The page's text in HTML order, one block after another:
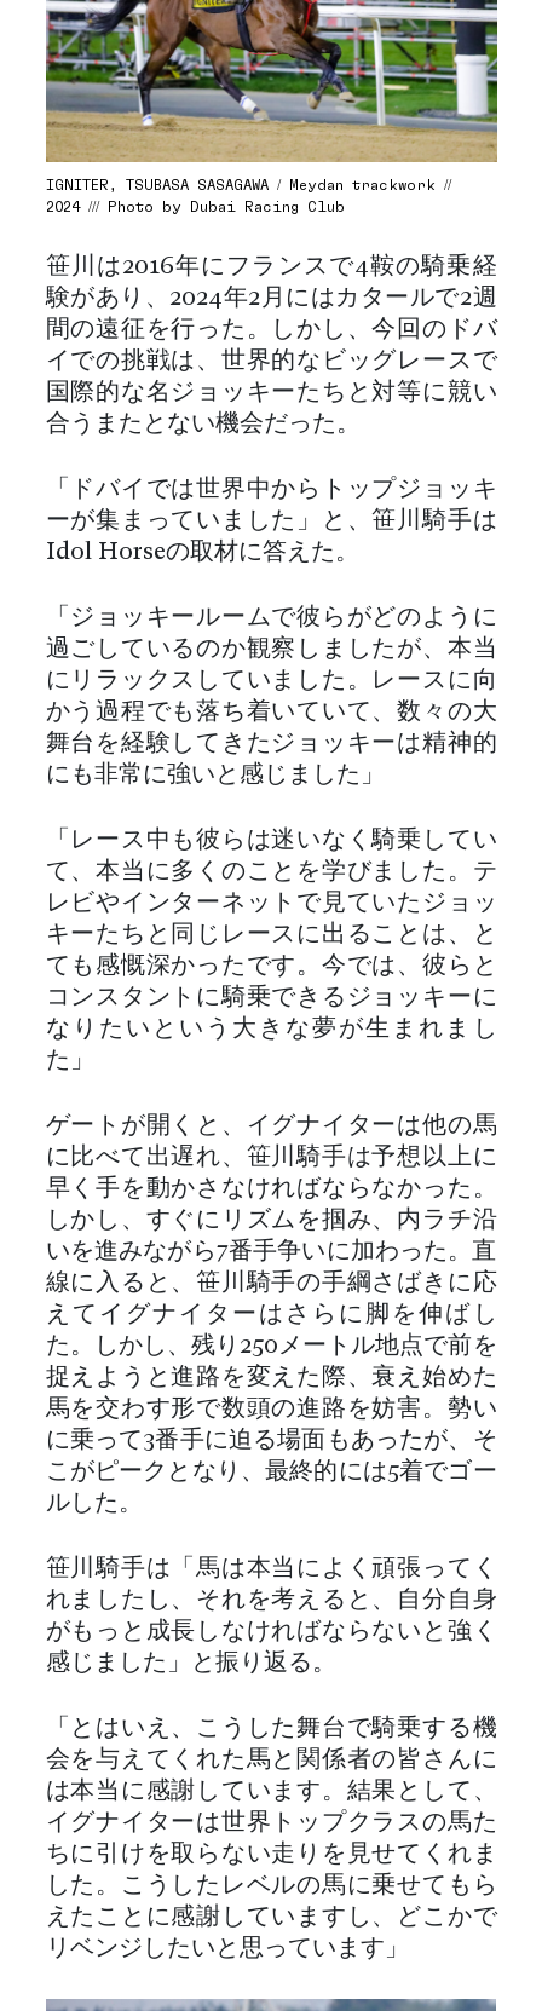
IGNITER, TSUBASA SASAGAWA / Meydan trackwork //
2024 /// Photo by Dubai Racing Club
笹川は2016年にフランスで4鞍の騎乗経
験があり、2024年2月にはカタールで2週
間の遠征を行った。しかし、今回のドバ
イでの挑戦は、世界的なビッグレースで
国際的な名ジョッキーたちと対等に競い
合うまたとない機会だった。
「ドバイでは世界中からトップジョッキ
ーが集まっていました」と、笹川騎手は
Idol Horseの取材に答えた。
「ジョッキールームで彼らがどのように
過ごしているのか観察しましたが、本当
にリラックスしていました。レースに向
かう過程でも落ち着いていて、数々の大
舞台を経験してきたジョッキーは精神的
にも非常に強いと感じました」
「レース中も彼らは迷いなく騎乗してい
て、本当に多くのことを学びました。テ
レビやインターネットで見ていたジョッ
キーたちと同じレースに出ることは、と
ても感慨深かったです。今では、彼らと
コンスタントに騎乗できるジョッキーに
なりたいという大きな夢が生まれまし
た」
ゲートが開くと、イグナイターは他の馬
に比べて出遅れ、笹川騎手は予想以上に
早く手を動かさなければならなかった。
しかし、すぐにリズムを掴み、内ラチ沿
いを進みながら7番手争いに加わった。直
線に入ると、笹川騎手の手綱さばきに応
えてイグナイターはさらに脚を伸ばし
た。しかし、残り250メートル地点で前を
捉えようと進路を変えた際、衰え始めた
馬を交わす形で数頭の進路を妨害。勢い
に乗って3番手に迫る場面もあったが、そ
こがピークとなり、最終的には5着でゴー
ルした。
笹川騎手は「馬は本当によく頑張ってく
れましたし、それを考えると、自分自身
がもっと成長しなければならないと強く
感じました」と振り返る。
「とはいえ、こうした舞台で騎乗する機
会を与えてくれた馬と関係者の皆さんに
は本当に感謝しています。結果として、
イグナイターは世界トップクラスの馬た
ちに引けを取らない走りを見せてくれま
した。こうしたレベルの馬に乗せてもら
えたことに感謝していますし、どこかで
リベンジしたいと思っています」